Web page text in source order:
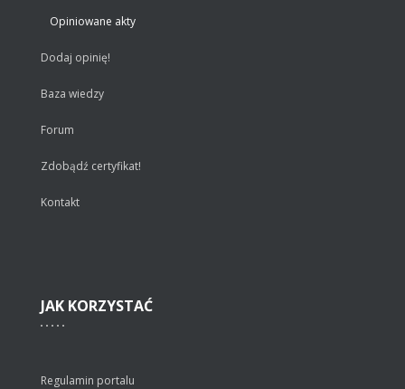
Opiniowane akty
Dodaj opinię!
Baza wiedzy
Forum
Zdobądź certyfikat!
Kontakt
JAK KORZYSTAĆ
Regulamin portalu